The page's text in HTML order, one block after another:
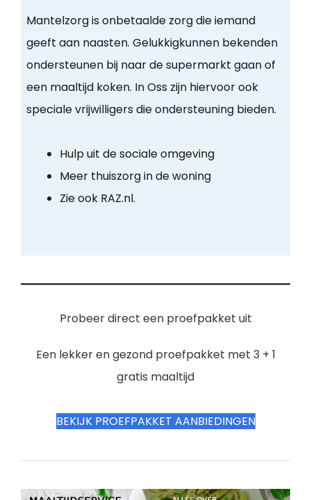
Mantelzorg is onbetaalde zorg die iemand
geeft aan naasten. Gelukkigkunnen bekenden
ondersteunen bij naar de supermarkt gaan of
een maaltijd koken. In Oss zijn hiervoor ook
speciale vrijwilligers die ondersteuning bieden.
Hulp uit de sociale omgeving
Meer thuiszorg in de woning
Zie ook RAZ.nl.
Probeer direct een proefpakket uit
Een lekker en gezond proefpakket met 3 + 1
gratis maaltijd
BEKIJK PROEFPAKKET AANBIEDINGEN